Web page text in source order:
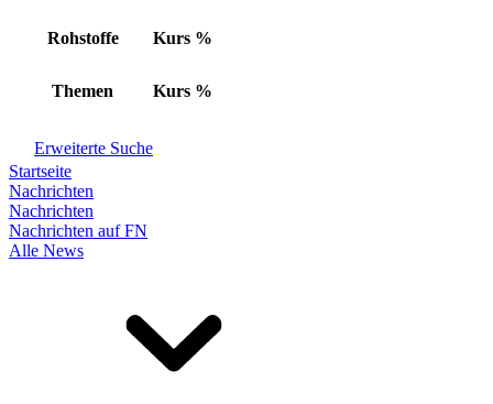
Rohstoffe Kurs %
Themen Kurs %
Erweiterte Suche
Startseite
Nachrichten
Nachrichten
Nachrichten auf FN
Alle News